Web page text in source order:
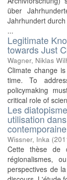
über
Jahrhundert
...
Legitimate
towards Just
Wagner, Niklas
Climate change
time. To
policymaking
critical role of
Les
utilisation
Wissner, Inka (
Cette thèse de
régionalismes,
perspectives de